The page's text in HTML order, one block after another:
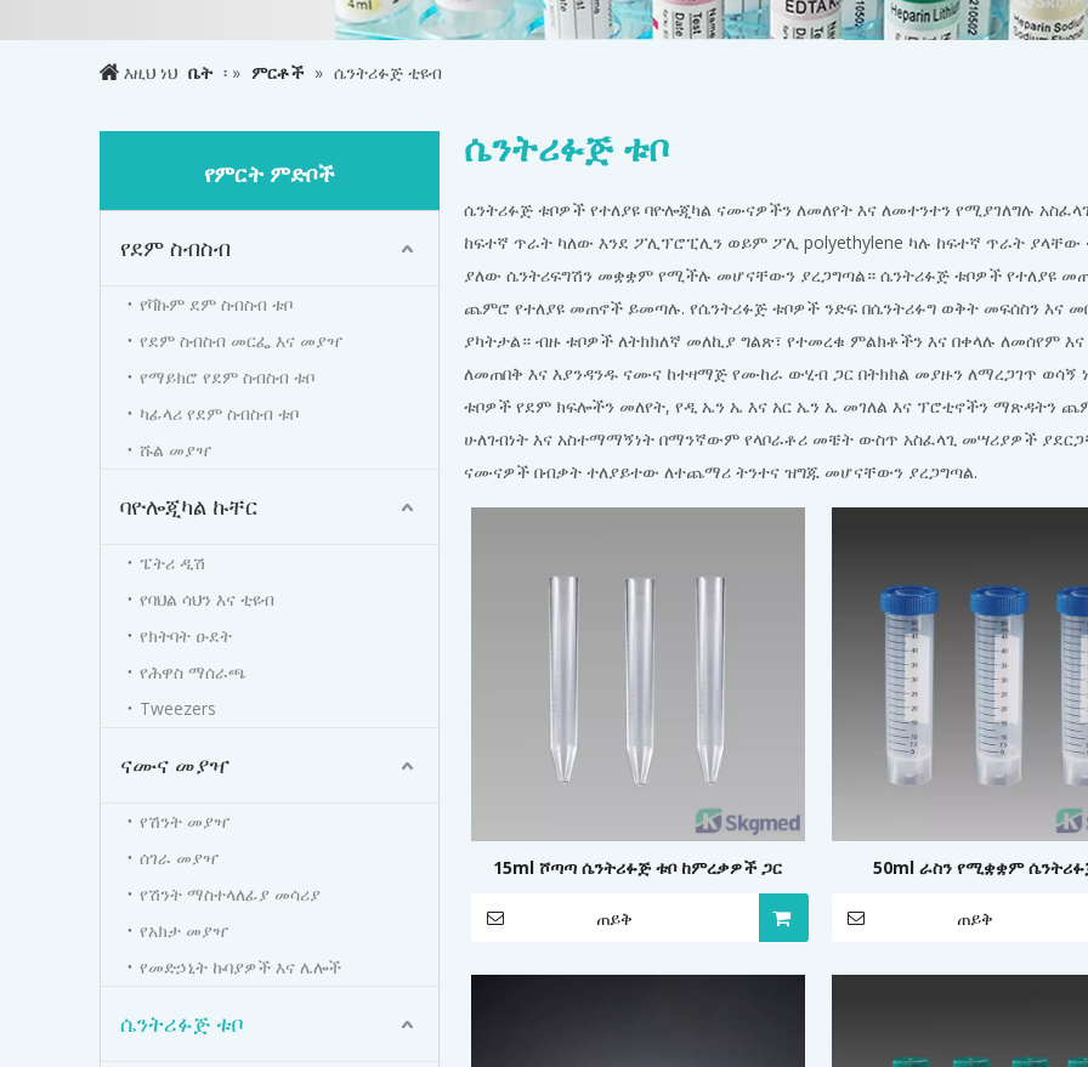
እዚህ ነህ ቤት ፡ » ምርቶች » ሴንትሪፉጅ ቲዩብ
የምርት ምድቦች
የደም ስብስብ
የቫኩም ደም ስብስብ ቱቦ
የደም ስብስብ መርፌ እና መያዣ
የማይክሮ የደም ስብስብ ቱቦ
ካፊላሪ የደም ስብስብ ቱቦ
ሹል መያዣ
ባዮሎጂካል ኩቸር
ፔትሪ ዲሽ
የባህል ሳህን እና ቲዩብ
የክትባት ዑደት
የሕዋስ ማሰራጫ
Tweezers
ናሙና መያዣ
የሽንት መያዣ
ሰገራ መያዣ
የሽንት ማስተላለፊያ መሳሪያ
የአክታ መያዣ
የመድኃኒት ኩባያዎች እና ሌሎች
ሴንትሪፉጅ ቱቦ
ሴንትሪፉጅ ቱቦ
ሴንትሪፉጅ ቱቦዎች የተለያዩ ባዮሎጂካል ናሙናዎችን ለመለየት እና ለመተንተን የሚያገለግሉ
ከፍተኛ ጥራት ካለው እንደ ፖሊፕሮፒሊን ወይም ፖሊ polyethylene ካሉ ከፍተኛ ጥራት
ያለው ሴንትሪፍግሽን መቋቋም የሚችሉ መሆናቸውን ያረጋግጣል። ሴንትሪፉጅ ቱቦዎች የተለያዩ
ጨምሮ የተለያዩ መጠኖች ይመጣሉ. የሴንትሪፉጅ ቱቦዎች ንድፍ በሴንትሪፉግ ወቅት መፍሰስን እና
ያካትታል። ብዙ ቱቦዎች ለትክክለኛ መለኪያ ግልጽ፣ የተመረቁ ምልክቶችን እና በቀላሉ ለመሰየም
ለመጠበቅ እና እያንዳንዱ ናሙና ከተዛማጅ የሙከራ ውሂብ ጋር በትክክል መያዙን ለማረጋገጥ ወሳኝ
ቱቦዎች የደም ክፍሎችን መለየት, የዲ ኤን ኤ እና አር ኤን ኤ መገለል እና ፕሮቲኖችን ማጽዳትን
ሁለገብነት እና አስተማማኝነት በማንኛውም የላቦራቶሪ መቼት ውስጥ አስፈላጊ መሣሪያዎች
ናሙናዎች በብቃት ተለያይተው ለተጨማሪ ትንተና ዝግጁ መሆናቸውን ያረጋግጣል.
15ml ሾጣጣ ሴንትሪፉጅ ቱቦ ከምረቃዎች ጋር
ጠይቅ
50ml ራስን የሚቋቋም
ጠይቅ